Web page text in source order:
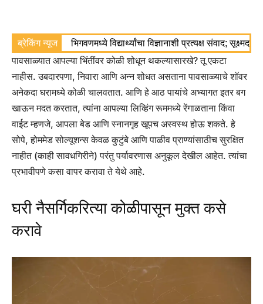
ब्रेकिंग न्यूज भिगवणमध्ये विद्यार्थ्यांचा विज्ञानाशी प्रत्यक्ष संवाद;
पावसाळ्यात आपल्या भिंतींवर कोळी शोधून थकल्यासारखे? तू एकटा
नाहीस. उबदारपणा, निवारा आणि अन्न शोधत असताना पावसाळ्याचे शॉवर
अनेकदा घरामध्ये कोळी चालवतात. आणि हे आठ पायांचे अभ्यागत इतर बग
खाऊन मदत करतात, त्यांना आपल्या लिव्हिंग रूममध्ये रेंगाळताना किंवा
वाईट म्हणजे, आपला बेड आणि स्नानगृह खूपच अस्वस्थ होऊ शकते. हे
सोपे, होममेड सोल्यूशन्स केवळ कुटुंबे आणि पाळीव प्राण्यांसाठीच सुरक्षित
नाहीत (काही सावधगिरीने) परंतु पर्यावरणास अनुकूल देखील आहेत. त्यांचा
प्रभावीपणे कसा वापर करावा ते येथे आहे.
घरी नैसर्गिकरित्या कोळीपासून मुक्त कसे
करावे